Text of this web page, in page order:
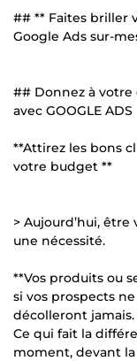
## ** Faites briller
Google Ads sur-
## Donnez à
avec GOOGLE ADS
**Attirez les bons
votre budget **
> Aujourd’hui,
une nécessité.
**Vos produits ou
si vos prospects
décolleront jamais.
Ce qui fait la
moment, devant